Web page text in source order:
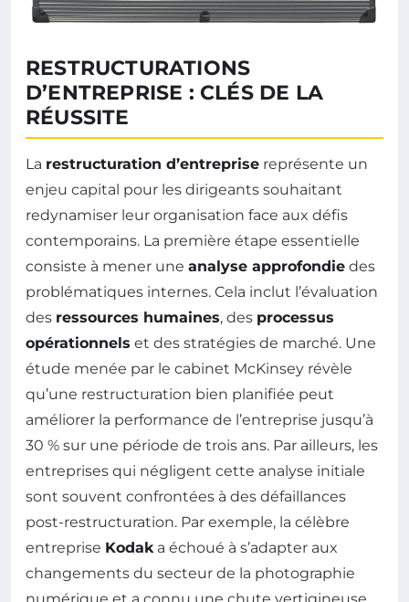
RESTRUCTURATIONS
D’ENTREPRISE : CLÉS DE LA
RÉUSSITE
La restructuration d’entreprise représente un
enjeu capital pour les dirigeants souhaitant
redynamiser leur organisation face aux défis
contemporains. La première étape essentielle
consiste à mener une analyse approfondie des
problématiques internes. Cela inclut l’évaluation
des ressources humaines, des processus
opérationnels et des stratégies de marché. Une
étude menée par le cabinet McKinsey révèle
qu’une restructuration bien planifiée peut
améliorer la performance de l’entreprise jusqu’à
30 % sur une période de trois ans. Par ailleurs, les
entreprises qui négligent cette analyse initiale
sont souvent confrontées à des défaillances
post-restructuration. Par exemple, la célèbre
entreprise Kodaka échoué à s’adapter aux
changements du secteur de la photographie